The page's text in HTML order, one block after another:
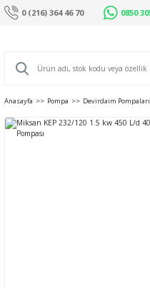
0 (216) 364 46 70 0850
Anasayfa Pompa Devirdaim Pompaları